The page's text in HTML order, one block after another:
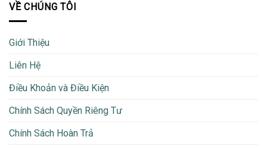
VỀ CHÚNG TÔI
Giới Thiệu
Liên Hệ
Điều Khoản và Điều Kiện
Chính Sách Quyền Riêng Tư
Chính Sách Hoàn Trả